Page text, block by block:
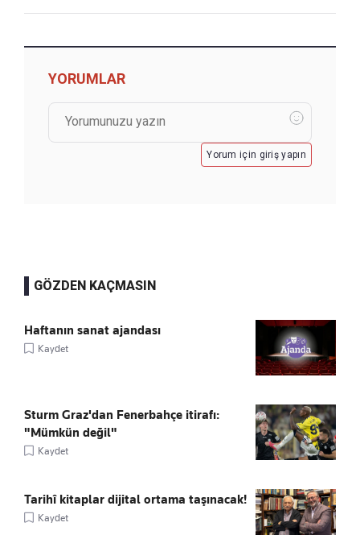
YORUMLAR
Yorum için giriş yapın
GÖZDEN KAÇMASIN
Haftanın sanat ajandası
Kaydet
Sturm Graz'dan Fenerbahçe itirafı:
"Mümkün değil"
Kaydet
Tarihî kitaplar dijital ortama taşınacak!
Kaydet